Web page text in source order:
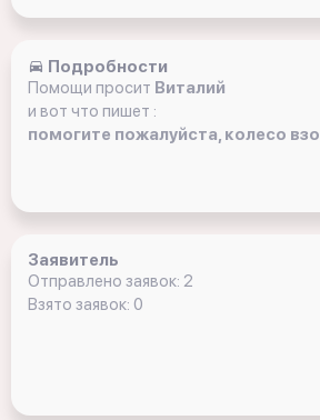
Подробности
Помощи просит Виталий
и вот что пишет :
помогите пожалуйста, колесо
Заявитель
Отправлено заявок: 2
Взято заявок: 0